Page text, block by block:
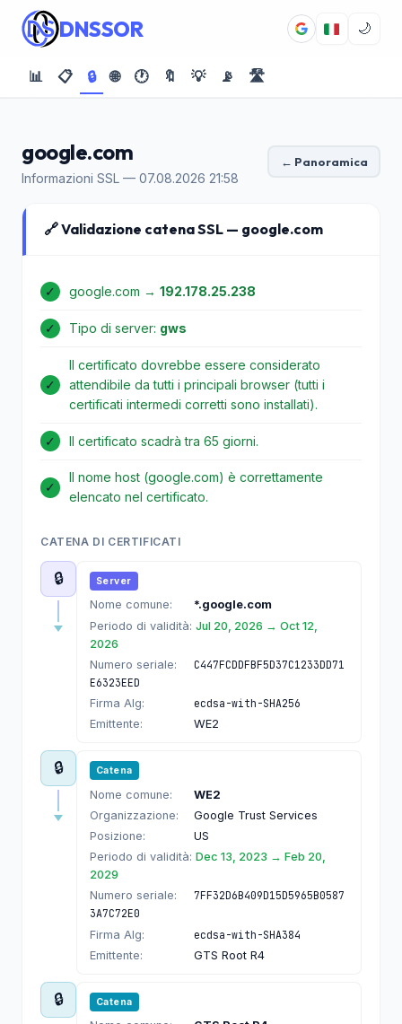
DNSSOR 🌙
📊 📋 🔒 🌐 🕐 🔖 💡 📡 🛣️
google.com
Informazioni SSL — 07.08.2026 21:58
← Panoramica
🔗 Validazione catena SSL — google.com
✓ google.com → 192.178.25.238
✓ Tipo di server: gws
✓
Il certificato dovrebbe essere considerato
attendibile da tutti i principali browser (tutti i
certificati intermedi corretti sono installati).
✓ Il certificato scadrà tra 65 giorni.
✓
Il nome host (google.com) è correttamente
elencato nel certificato.
CATENA DI CERTIFICATI
🔒 Server
Nome comune:
*.google.com
Periodo di validità: Jul 20, 2026 → Oct 12,
2026
Numero seriale:
C447FCDDFBF5D37C1233DD71
E6323EED
Firma Alg:
ecdsa-with-SHA256
Emittente:
WE2
🔒 Catena
Nome comune:
WE2
Organizzazione:
Google Trust Services
Posizione:
US
Periodo di validità: Dec 13, 2023 → Feb 20,
2029
Numero seriale:
7FF32D6B409D15D5965B0587
3A7C72E0
Firma Alg:
ecdsa-with-SHA384
Emittente:
GTS Root R4
🔒 Catena